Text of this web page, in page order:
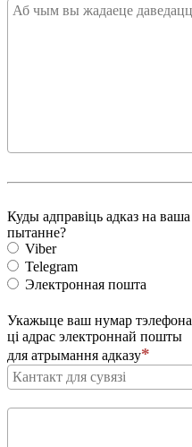
Куды адправіць адказ на ваша
пытанне?
Viber
Telegram
Электронная пошта
Укажыце ваш нумар тэлефона
ці адрас электроннай пошты
для атрымання адказу